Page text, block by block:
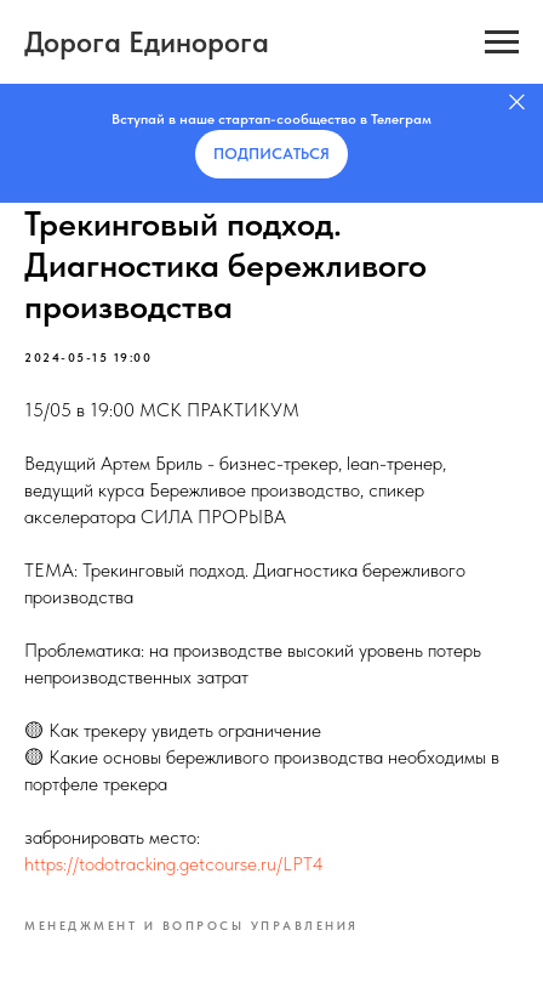
Дорога Единорога
Вступай в наше стартап-сообщество в Телеграм
ПОДПИСАТЬCЯ
Трекинговый подход.
Диагностика бережливого
производства
2024-05-15 19:00
15/05 в 19:00 МСК ПРАКТИКУМ
Ведущий Артем Бриль - бизнес-трекер, lean-тренер,
ведущий курса Бережливое производство, спикер
акселератора СИЛА ПРОРЫВА
ТЕМА: Трекинговый подход. Диагностика бережливого
производства
Проблематика: на производстве высокий уровень потерь
непроизводственных затрат
🟡 Как трекеру увидеть ограничение
🟡 Какие основы бережливого производства необходимы в
портфеле трекера
забронировать место:
https://todotracking.getcourse.ru/LPT4
МЕНЕДЖМЕНТ И ВОПРОСЫ УПРАВЛЕНИЯ